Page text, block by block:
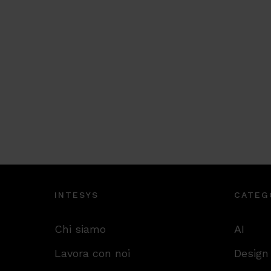
INTESYS
Chi siamo
Lavora con noi
AI
Design